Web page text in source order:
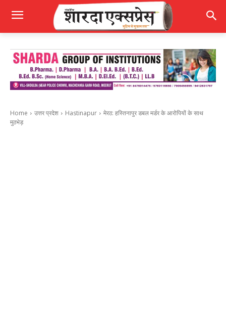
Home उत्तर प्रदेश Hastinapur
मेरठ: हस्तिनापुर डबल मर्डर के आरोपियों के साथ
मुठभेड़